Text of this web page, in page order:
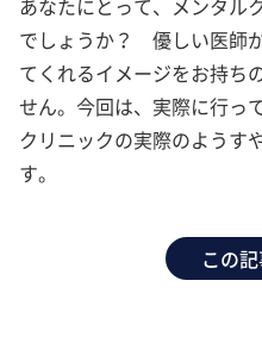
あなたにとって、メンタル
でしょうか？ 優しい医師
てくれるイメージをお持ち
せん。今回は、実際に行っ
クリニックの実際のようす
す。
この